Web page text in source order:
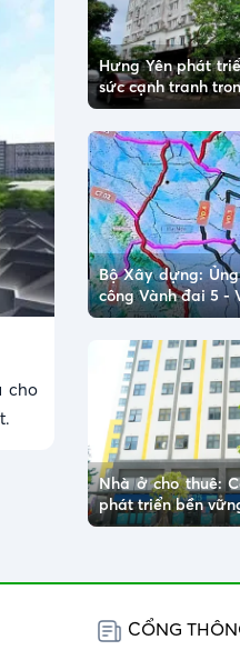
cho
Hưng Yên phát
sức cạnh tranh
Bộ Xây dựng:
công Vành đai 5 -
Nhà ở cho thuê:
phát triển bền
CỔNG